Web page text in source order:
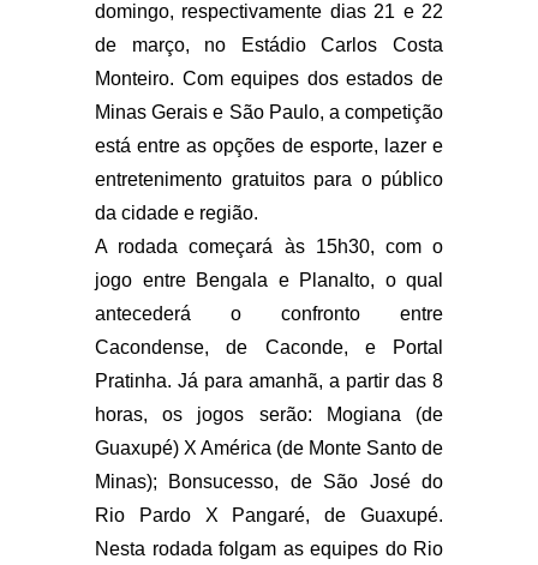
domingo, respectivamente dias 21 e 22
de março, no Estádio Carlos Costa
Monteiro. Com equipes dos estados de
Minas Gerais e São Paulo, a competição
está entre as opções de esporte, lazer e
entretenimento gratuitos para o público
da cidade e região.
A rodada começará às 15h30, com o
jogo entre Bengala e Planalto, o qual
antecederá o confronto entre
Cacondense, de Caconde, e Portal
Pratinha. Já para amanhã, a partir das 8
horas, os jogos serão: Mogiana (de
Guaxupé) X América (de Monte Santo de
Minas); Bonsucesso, de São José do
Rio Pardo X Pangaré, de Guaxupé.
Nesta rodada folgam as equipes do Rio